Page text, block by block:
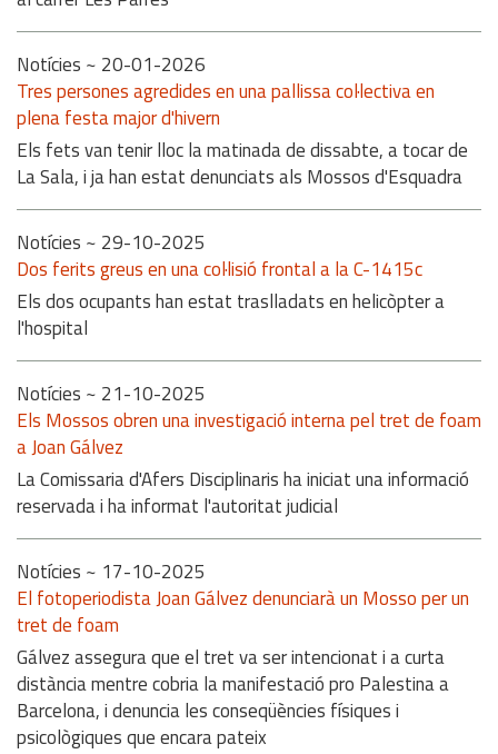
Notícies ~ 20-01-2026
Tres persones agredides en una pallissa col·lectiva en
plena festa major d'hivern
Els fets van tenir lloc la matinada de dissabte, a tocar de
La Sala, i ja han estat denunciats als Mossos d'Esquadra
Notícies ~ 29-10-2025
Dos ferits greus en una col·lisió frontal a la C-1415c
Els dos ocupants han estat traslladats en helicòpter a
l'hospital
Notícies ~ 21-10-2025
Els Mossos obren una investigació interna pel tret de foam
a Joan Gálvez
La Comissaria d'Afers Disciplinaris ha iniciat una informació
reservada i ha informat l'autoritat judicial
Notícies ~ 17-10-2025
El fotoperiodista Joan Gálvez denunciarà un Mosso per un
tret de foam
Gálvez assegura que el tret va ser intencionat i a curta
distància mentre cobria la manifestació pro Palestina a
Barcelona, i denuncia les conseqüències físiques i
psicològiques que encara pateix